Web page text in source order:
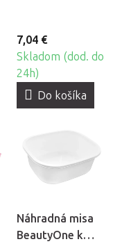
7,04 €
Skladom (dod. do
24h)
Do košíka
Náhradná misa
BeautyOne k